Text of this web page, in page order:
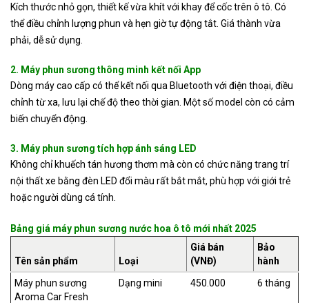
Kích thước nhỏ gọn, thiết kế vừa khít với khay để cốc trên ô tô. Có
thể điều chỉnh lượng phun và hẹn giờ tự động tắt. Giá thành vừa
phải, dễ sử dụng.
2. Máy phun sương thông minh kết nối App
Dòng máy cao cấp có thể kết nối qua Bluetooth với điện thoại, điều
chỉnh từ xa, lưu lại chế độ theo thời gian. Một số model còn có cảm
biến chuyển động.
3. Máy phun sương tích hợp ánh sáng LED
Không chỉ khuếch tán hương thơm mà còn có chức năng trang trí
nội thất xe bằng đèn LED đổi màu rất bắt mắt, phù hợp với giới trẻ
hoặc người dùng cá tính.
Bảng giá máy phun sương nước hoa ô tô mới nhất 2025
Tên sản phẩm Loại
Giá bán
(VNĐ)
Bảo
hành
Máy phun sương
Aroma Car Fresh
Dạng mini 450.000 6 tháng